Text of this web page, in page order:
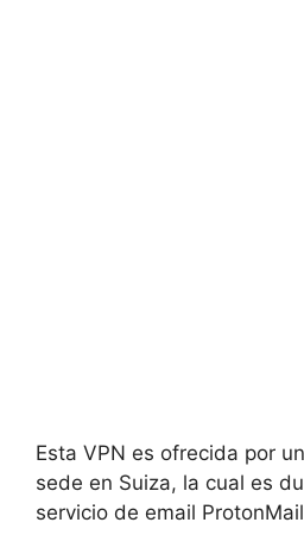
Esta VPN es ofrecida por
sede en Suiza, la cual es
servicio de email